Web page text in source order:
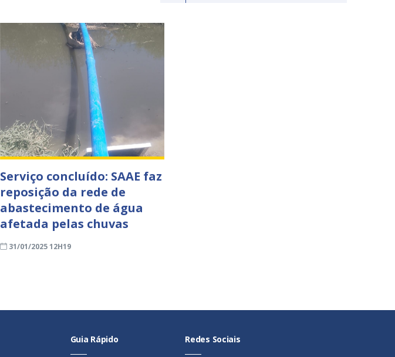
Serviço concluído: SAAE faz
reposição da rede de
abastecimento de água
afetada pelas chuvas
31/01/2025 12H19
Guia Rápido Redes Sociais